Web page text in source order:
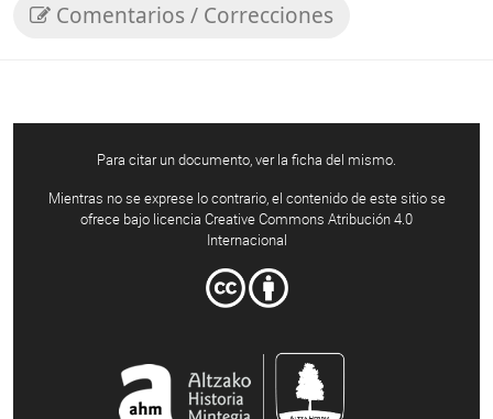
Comentarios / Correcciones
Para citar un documento, ver la ficha del mismo.
Mientras no se exprese lo contrario, el contenido de este sitio se
ofrece bajo licencia Creative Commons Atribución 4.0
Internacional